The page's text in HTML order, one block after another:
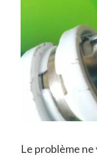
Le problème